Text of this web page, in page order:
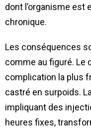
dont l’organisme est
chronique.
Les conséquences
comme au figuré. Le
complication la plus
castré en surpoids. La
impliquant des
heures fixes,